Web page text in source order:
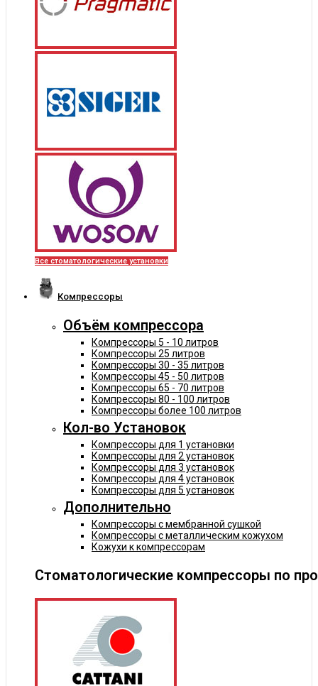
Все стоматологические установки
Компрессоры
Объём компрессора
Компрессоры 5 - 10 литров
Компрессоры 25 литров
Компрессоры 30 - 35 литров
Компрессоры 45 - 50 литров
Компрессоры 65 - 70 литров
Компрессоры 80 - 100 литров
Компрессоры более 100 литров
Кол-во Установок
Компрессоры для 1 установки
Компрессоры для 2 установок
Компрессоры для 3 установок
Компрессоры для 4 установок
Компрессоры для 5 установок
Дополнительно
Компрессоры с мембранной сушкой
Компрессоры с металлическим кожухом
Кожухи к компрессорам
Стоматологические компрессоры по